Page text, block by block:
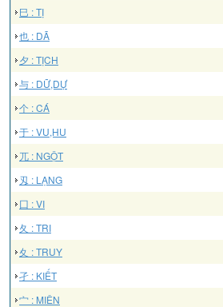
巳 : TỊ
也 : DÃ
夕 : TỊCH
与 : DỮ,DỰ
个 : CÁ
于 : VU,HU
兀 : NGỘT
刄 : LẠNG
囗 : VI
夂 : TRI
夊 : TRUY
孑 : KIẾT
宀 : MIÊN